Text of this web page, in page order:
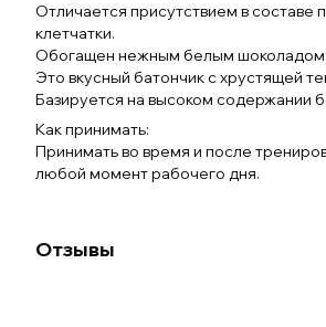
Отличается присутствием в составе
клетчатки.
Обогащен нежным белым шоколадом
Это вкусный батончик с хрустящей
Базируется на высоком содержании
Как принимать:
Принимать во время и после
любой момент рабочего дня.
Отзывы